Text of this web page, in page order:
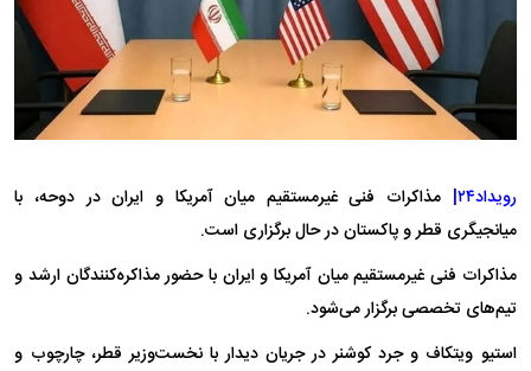
رویداد۲۴|
مذاکرات فنی غیرمستقیم میان آمریکا و ایران در دوحه، با
میانجیگری قطر و پاکستان در حال برگزاری است.
مذاکرات فنی غیرمستقیم میان آمریکا و ایران با حضور مذاکره‌کنندگان ارشد و
تیم‌های تخصصی برگزار می‌شود.
استیو ویتکاف و جرد کوشنر در جریان دیدار با نخست‌وزیر قطر، چارچوب و